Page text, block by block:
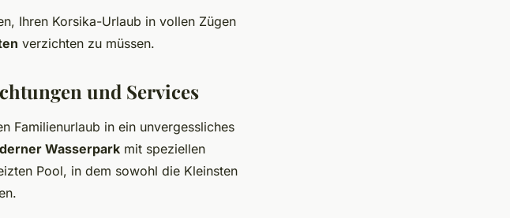
Ihren Korsika-Urlaub in vollen Zügen
verzichten zu müssen.
und Services
Familienurlaub in ein unvergessliches
Wasserpark mit speziellen
Pool, in dem sowohl die Kleinsten